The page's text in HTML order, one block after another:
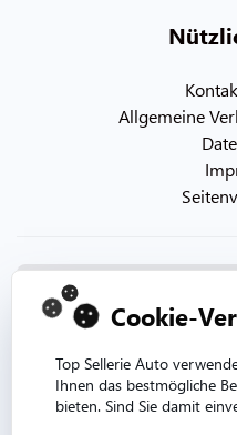
Allgemeine
© Copyright 2026.
Herstellung und
Cookie-
Top Sellerie Auto
Ihnen das bestmögliche
bieten. Sind Sie damit